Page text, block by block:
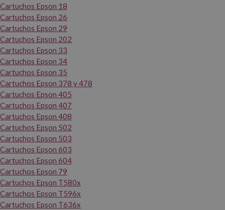
Cartuchos Epson 18
Cartuchos Epson 26
Cartuchos Epson 29
Cartuchos Epson 202
Cartuchos Epson 33
Cartuchos Epson 34
Cartuchos Epson 35
Cartuchos Epson 378 y 478
Cartuchos Epson 405
Cartuchos Epson 407
Cartuchos Epson 408
Cartuchos Epson 502
Cartuchos Epson 503
Cartuchos Epson 603
Cartuchos Epson 604
Cartuchos Epson 79
Cartuchos Epson T580x
Cartuchos Epson T596x
Cartuchos Epson T636x